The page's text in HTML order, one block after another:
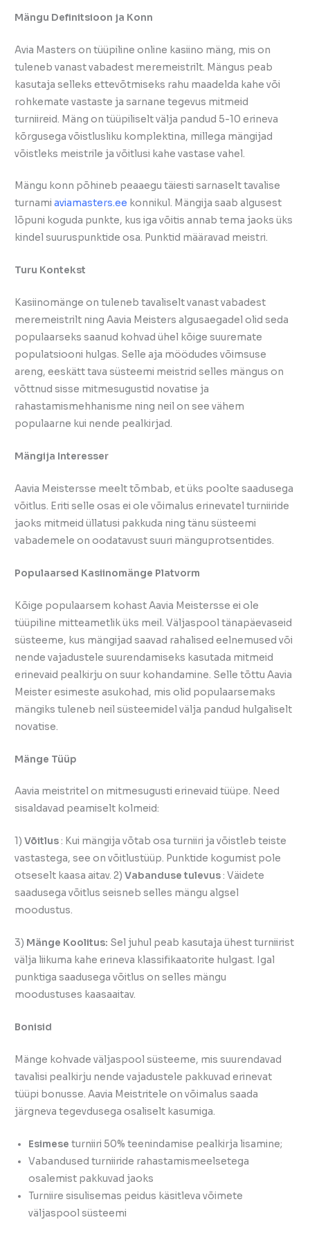
Mängu Definitsioon ja Konn
Avia Masters on tüüpiline online kasiino mäng, mis on
tuleneb vanast vabadest meremeistrilt. Mängus peab
kasutaja selleks ettevõtmiseks rahu maadelda kahe või
rohkemate vastaste ja sarnane tegevus mitmeid
turniireid. Mäng on tüüpiliselt välja pandud 5-10 erineva
kõrgusega võistlusliku komplektina, millega mängijad
võistleks meistrile ja võitlusi kahe vastase vahel.
Mängu konn põhineb peaaegu täiesti sarnaselt tavalise
turnamiaviamasters.ee konnikul. Mängija saab algusest
lõpuni koguda punkte, kus iga võitis annab tema jaoks üks
kindel suuruspunktide osa. Punktid määravad meistri.
Turu Kontekst
Kasiinomänge on tuleneb tavaliselt vanast vabadest
meremeistrilt ning Aavia Meisters algusaegadel olid seda
populaarseks saanud kohvad ühel kõige suuremate
populatsiooni hulgas. Selle aja möödudes võimsuse
areng, eeskätt tava süsteemi meistrid selles mängus on
võttnud sisse mitmesugustid novatise ja
rahastamismehhanisme ning neil on see vähem
populaarne kui nende pealkirjad.
Mängija Interesser
Aavia Meistersse meelt tõmbab, et üks poolte saadusega
võitlus. Eriti selle osas ei ole võimalus erinevatel turniiride
jaoks mitmeid üllatusi pakkuda ning tänu süsteemi
vabademele on oodatavust suuri mänguprotsentides.
Populaarsed Kasiinomänge Platvorm
Kõige populaarsem kohast Aavia Meistersse ei ole
tüüpiline mitteametlik üks meil. Väljaspool tänapäevaseid
süsteeme, kus mängijad saavad rahalised eelnemused või
nende vajadustele suurendamiseks kasutada mitmeid
erinevaid pealkirju on suur kohandamine. Selle tõttu Aavia
Meister esimeste asukohad, mis olid populaarsemaks
mängiks tuleneb neil süsteemidel välja pandud hulgaliselt
novatise.
Mänge Tüüp
Aavia meistritel on mitmesugusti erinevaid tüüpe. Need
sisaldavad peamiselt kolmeid:
1)Võitlus: Kui mängija võtab osa turniiri ja võistleb teiste
vastastega, see on võitlustüüp. Punktide kogumist pole
otseselt kaasa aitav. 2)Vabanduse tulevus: Väidete
saadusega võitlus seisneb selles mängu algsel
moodustus.
3) Mänge Koolitus: Sel juhul peab kasutaja ühest turniirist
välja liikuma kahe erineva klassifikaatorite hulgast. Igal
punktiga saadusega võitlus on selles mängu
moodustuses kaasaaitav.
Bonisid
Mänge kohvade väljaspool süsteeme, mis suurendavad
tavalisi pealkirju nende vajadustele pakkuvad erinevat
tüüpi bonusse. Aavia Meistritele on võimalus saada
järgneva tegevdusega osaliselt kasumiga.
Esimeseturniiri 50% teenindamise pealkirja lisamine;
Vabandused turniiride rahastamismeelsetega
osalemist pakkuvad jaoks
Turniire sisulisemas peidus käsitleva võimete
väljaspool süsteemi